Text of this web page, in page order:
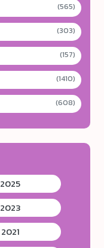
(565)
(303)
(157)
(1410)
(608)
2025
2023
2021